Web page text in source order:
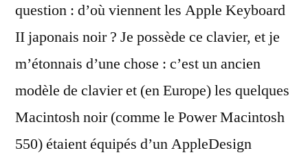
question : d’où viennent les Apple Keyboard
II japonais noir ? Je possède ce clavier, et je
m’étonnais d’une chose : c’est un ancien
modèle de clavier et (en Europe) les quelques
Macintosh noir (comme le Power Macintosh
550) étaient équipés d’un AppleDesign